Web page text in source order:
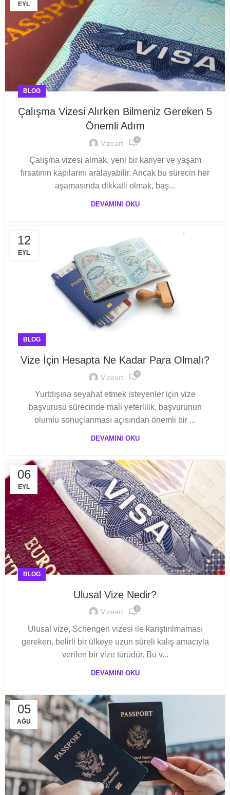
EYL
BLOG
Çalışma Vizesi Alırken Bilmeniz Gereken 5
Önemli Adım
Vizeart 0
Çalışma vizesi almak, yeni bir kariyer ve yaşam
fırsatının kapılarını aralayabilir. Ancak bu sürecin her
aşamasında dikkatli olmak, baş...
DEVAMINI OKU
12
EYL
BLOG
Vize İçin Hesapta Ne Kadar Para Olmalı?
Vizeart 0
Yurtdışına seyahat etmek isteyenler için vize
başvurusu sürecinde mali yeterlilik, başvurunun
olumlu sonuçlanması açısından önemli bir ...
DEVAMINI OKU
06
EYL
BLOG
Ulusal Vize Nedir?
Vizeart 0
Ulusal vize, Schengen vizesi ile karıştırılmaması
gereken, belirli bir ülkeye uzun süreli kalış amacıyla
verilen bir vize türüdür. Bu v...
DEVAMINI OKU
05
AĞU